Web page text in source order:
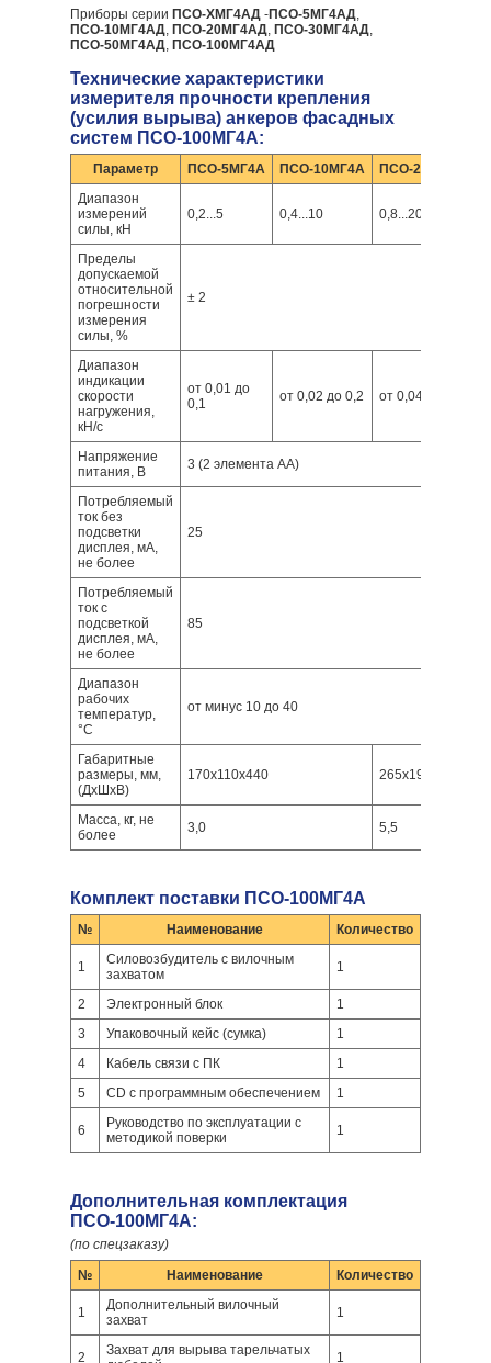
Приборы серии ПСО-ХМГ4АД -ПСО-5МГ4АД,
ПСО-10МГ4АД, ПСО-20МГ4АД, ПСО-30МГ4АД,
ПСО-50МГ4АД, ПСО-100МГ4АД
Технические характеристики
измерителя прочности крепления
(усилия вырыва) анкеров фасадных
систем ПСО-100МГ4А:
Параметр ПСО-5МГ4А ПСО-10МГ4А ПСО-20МГ4А
Диапазон
измерений
силы, кН
0,2...5 0,4...10 0,8...20
Пределы
допускаемой
относительной
погрешности
измерения
силы, %
± 2
Диапазон
индикации
скорости
нагружения,
кН/с
от 0,01 до
0,1
от 0,02 до 0,2 от 0,04 до 0,4
Напряжение
питания, В
3 (2 элемента АА)
Потребляемый
ток без
подсветки
дисплея, мА,
не более
25
Потребляемый
ток с
подсветкой
дисплея, мА,
не более
85
Диапазон
рабочих
температур,
°С
от минус 10 до 40
Габаритные
размеры, мм,
(ДxШxВ)
170х110х440 265x195x540
Масса, кг, не
более
3,0 5,5
Комплект поставки ПСО-100МГ4А
№ Наименование Количество
1
Cиловозбудитель с вилочным
захватом
1
2 Электронный блок
1
3
Упаковочный кейс (сумка)
1
4
Кабель связи с ПК
1
5
CD с программным обеспечением 1
6
Руководство по эксплуатации с
методикой поверки
1
Дополнительная комплектация
ПСО-100МГ4А:
(по спецзаказу)
№
Наименование Количество
1
Дополнительный вилочный
захват
1
2
Захват для вырыва тарельчатых
1